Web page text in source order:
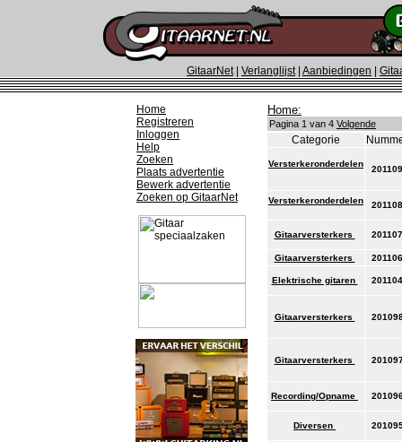
GitaarNet| Verlanglijst| Aanbiedingen
Home
Registreren
Inloggen
Help
Zoeken
Plaats advertentie
Bewerk advertentie
Zoeken op GitaarNet
Home:
Pagina 1 van 4 Volgende
Categorie
Versterkeronderdelen
201109
Versterkeronderdelen 201108
Gitaarversterkers 201107
Gitaarversterkers 201106
Elektrische gitaren 201104
Gitaarversterkers
Gitaarversterkers
Recording/Opname
Diversen